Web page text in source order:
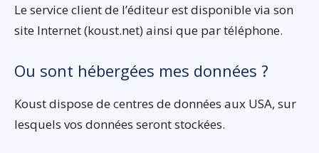
Le service client de l’éditeur est disponible via son
site Internet (koust.net) ainsi que par téléphone.
Ou sont hébergées mes données ?
Koust dispose de centres de données aux USA, sur
lesquels vos données seront stockées.